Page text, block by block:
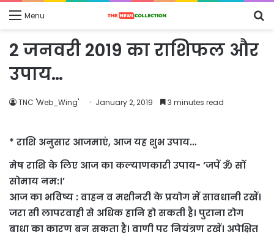
Menu
2 जनवरी 2019 का राशिफल और
उपाय…
TNC 'Web_Wing' January 2, 2019 3 minutes read
* राशि अनुसार आजमाएं, आज यह शुभ उपाय…
मेष राशि के लिए आज का कल्याणकारी उपाय- ‘जपें ॐ सों
सोमाय नम:।’
आज का भविष्य : वाहन व मशीनरी के प्रयोग में सावधानी रखें।
जरा सी लापरवाही से अधिक हानि हो सकती है। पुराना रोग
बाधा का कारण बन सकता है। वाणी पर नियंत्रण रखें। अपेक्षित